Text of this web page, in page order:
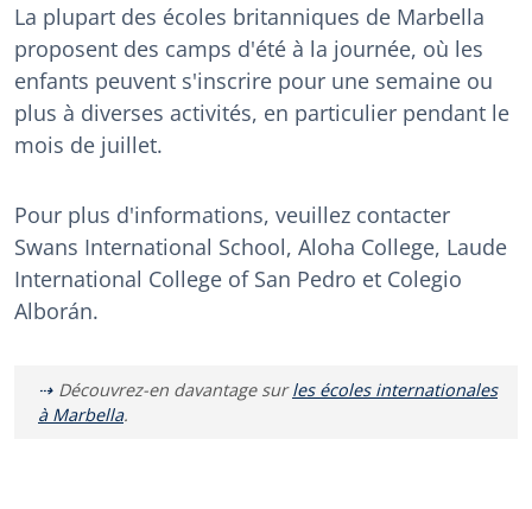
La plupart des écoles britanniques de Marbella
proposent des camps d'été à la journée, où les
enfants peuvent s'inscrire pour une semaine ou
plus à diverses activités, en particulier pendant le
mois de juillet.
Pour plus d'informations, veuillez contacter
Swans International School, Aloha College, Laude
International College of San Pedro et Colegio
Alborán.
Découvrez-en davantage surles écoles internationales
à Marbella.